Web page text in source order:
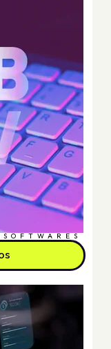
SOFTWARES